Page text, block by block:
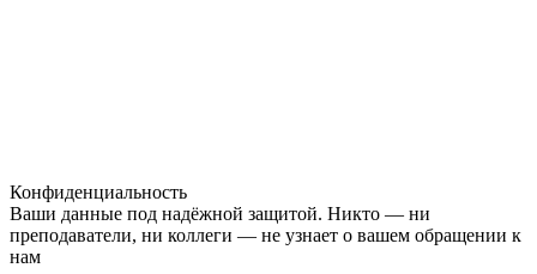
Конфиденциальность
Ваши данные под надёжной защитой. Никто — ни
преподаватели, ни коллеги — не узнает о вашем обращении к
нам